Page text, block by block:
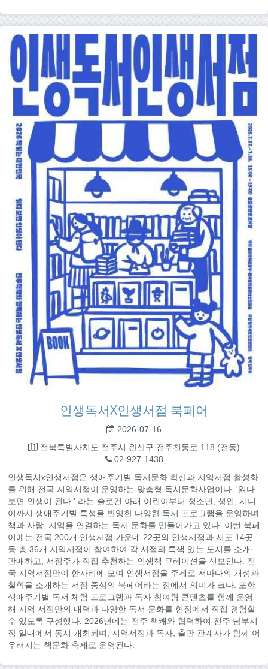
인생독서X인생서점 북페어
2026-07-16
전북특별자치도 전주시 완산구 전주천동로 118 (전동)
02-927-1438
인생독서x인생서점은 생애주기별 독서문화 확산과 지역서점 활성화
를 위해 전국 지역서점이 운영하는 맞춤형 독서문화사업이다. '읽다
보면 인생이 된다.' 라는 슬로건 아래 어린이부터 청소년, 성인, 시니
어까지 생애주기별 특성을 반영한 다양한 독서 프로그램을 운영하며
책과 사람, 지역을 연결하는 독서 문화를 만들어가고 있다. 이번 북페
어에는 전국 200개 인생서점 가운데 22곳의 인생서점과 서포 14곳
등 총 36개 지역서점이 참여하여 각 서점의 특색 있는 도서를 소개·
판매하고, 서점주가 직접 추천하는 인생책 큐레이션을 선보인다. 전
국 지역서점만이 한자리에 모여 인생서점을 주제로 저마다의 개성과
철학을 소개하는 서점 중심의 북페어라는 점에서 의미가 크다. 또한
생애주기별 독서 체험 프로그램과 독자 참여형 콘텐츠를 함께 운영
해 지역 서점만의 매력과 다양한 독서 문화를 현장에서 직접 경험할
수 있도록 구성했다. 2026년에는 전주 책쾌와 협력하여 전주 남부시
장 일대에서 동시 개최되며, 지역서점과 독자, 출판 관계자가 함께 어
우러지는 책문화 축제로 운영된다.